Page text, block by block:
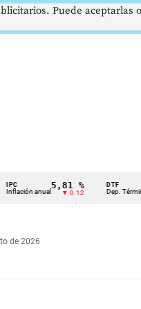
anual
5,81 %
▼ 0.12 Dep. Término Fijo
de 2026
Puede aceptarlas